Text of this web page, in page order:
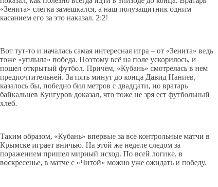
«Зенита» слегка замешкался, а наш полузащитник одним
касанием его за это наказал. 2:2!
Вот тут-то и началась самая интересная игра – от «Зенита» ведь
тоже «уплыла» победа. Поэтому всё на поле ускорилось, и
пошел открытый футбол. Причем, «Кубань» смотрелась в нем
предпочтительней. За пять минут до конца Давид Наниев,
казалось бы, победно бил метров с двадцати, но вратарь
байкальцев Кунгуров доказал, что тоже не зря ест футбольный
хлеб.
Таким образом, «Кубань» впервые за все контрольные матчи в
Крымске играет вничью. На этой же неделе следом за
поражением пришел мирный исход. По всей логике, в
воскресенье, в матче с «Читой» можно уже ожидать и победу.